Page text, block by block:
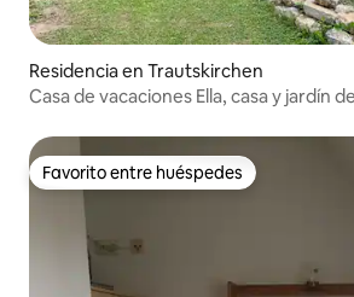
Residencia en Trautskirchen
Casa de vacaciones Ella, casa y jardín
Favorito entre huéspedes
Favorito entre huéspedes